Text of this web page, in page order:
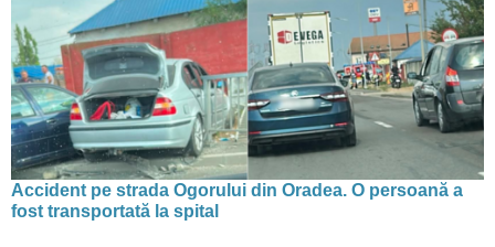
Accident pe strada Ogorului din Oradea. O persoană a
fost transportată la spital